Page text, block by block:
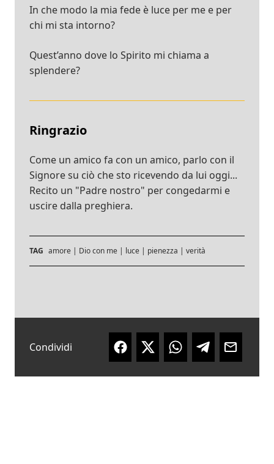
In che modo la mia fede è luce per me e per
chi mi sta intorno?
Quest’anno dove lo Spirito mi chiama a
splendere?
Ringrazio
Come un amico fa con un amico, parlo con il
Signore su ciò che sto ricevendo da lui oggi...
Recito un "Padre nostro" per congedarmi e
uscire dalla preghiera.
TAG amore | Dio con me | luce | pienezza | verità
Condividi